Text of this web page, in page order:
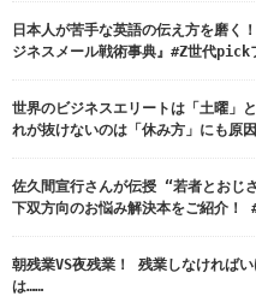
日本人が苦手な英語の伝え方を磨
ジネスメール戦術事典』#Z世代pick
世界のビジネスエリートは「土曜」
れが抜けないのは「休み方」にも
佐久間宣行さんが伝授 “若者とおじ
下双方向のお悩み解決本をご紹介
朝残業VS夜残業！ 残業しなければ
は……